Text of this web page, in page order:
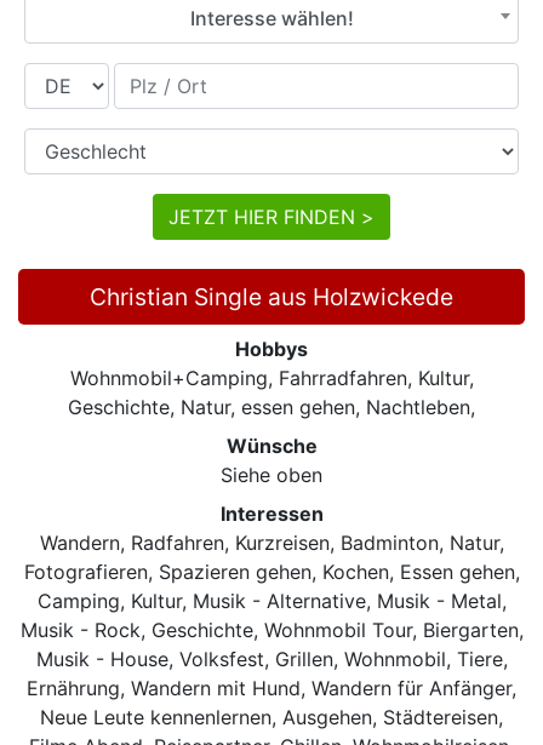
Interesse wählen!
Land
JETZT HIER FINDEN >
Christian Single aus Holzwickede
Hobbys
Wohnmobil+Camping, Fahrradfahren, Kultur,
Geschichte, Natur, essen gehen, Nachtleben,
Wünsche
Siehe oben
Interessen
Wandern, Radfahren, Kurzreisen, Badminton, Natur,
Fotografieren, Spazieren gehen, Kochen, Essen gehen,
Camping, Kultur, Musik - Alternative, Musik - Metal,
Musik - Rock, Geschichte, Wohnmobil Tour, Biergarten,
Musik - House, Volksfest, Grillen, Wohnmobil, Tiere,
Ernährung, Wandern mit Hund, Wandern für Anfänger,
Neue Leute kennenlernen, Ausgehen, Städtereisen,